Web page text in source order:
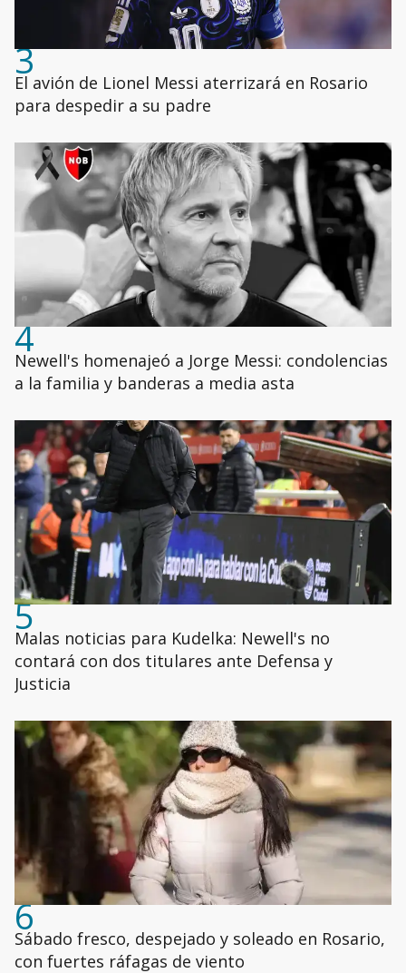
3
El avión de Lionel Messi aterrizará en Rosario
para despedir a su padre
4
Newell's homenajeó a Jorge Messi: condolencias
a la familia y banderas a media asta
5
Malas noticias para Kudelka: Newell's no
contará con dos titulares ante Defensa y
Justicia
6
Sábado fresco, despejado y soleado en Rosario,
con fuertes ráfagas de viento